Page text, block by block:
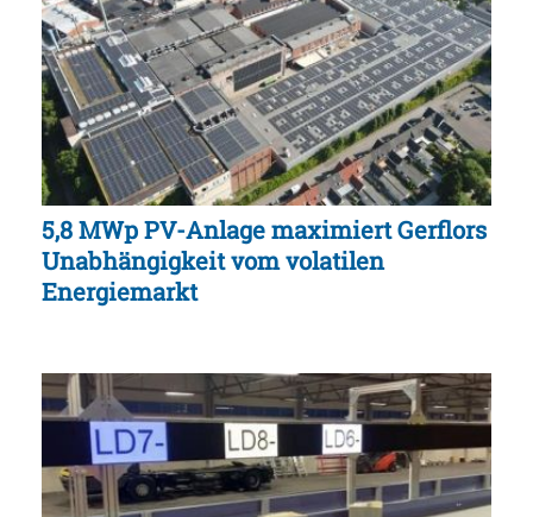
5,8 MWp PV-Anlage maximiert Gerflors
Unabhängigkeit vom volatilen
Energiemarkt